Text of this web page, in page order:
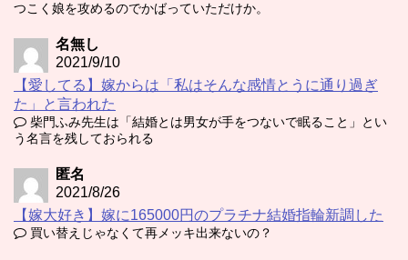
つこく娘を攻めるのでかばっていただけか。
名無し
2021/9/10
【愛してる】嫁からは「私はそんな感情とうに通り過ぎ
た」と言われた
柴門ふみ先生は「結婚とは男女が手をつないで眠ること」とい
う名言を残しておられる
匿名
2021/8/26
【嫁大好き】嫁に165000円のプラチナ結婚指輪新調した
買い替えじゃなくて再メッキ出来ないの？